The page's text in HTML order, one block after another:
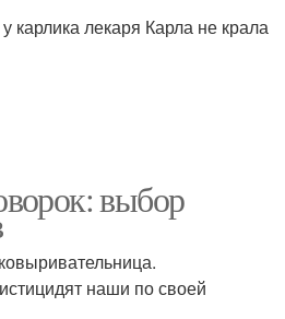
карлика лекаря Карла не крала
выбор
наши по своей